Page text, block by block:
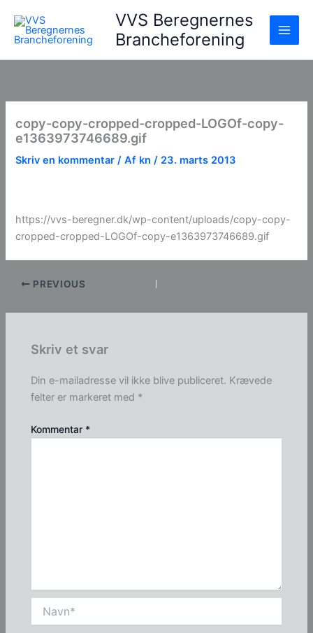
indholdet
VVS Beregnernes
Brancheforening
copy-copy-cropped-cropped-LOGOf-copy-
e1363973746689.gif
Skriv en kommentar / Af kn/ 23. marts 2013
https://vvs-beregner.dk/wp-content/uploads/copy-copy-
cropped-cropped-LOGOf-copy-e1363973746689.gif
PREVIOUS
Skriv et svar
Din e-mailadresse vil ikke blive publiceret. Krævede
felter er markeret med *
Kommentar *